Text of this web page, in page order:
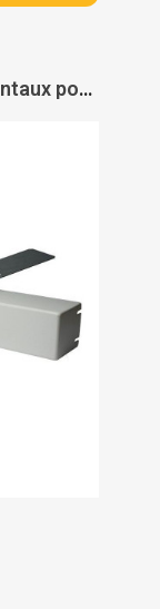
Kit de montage portes deux vantaux pour verrou DS 3000 Alligator - CETEXEL